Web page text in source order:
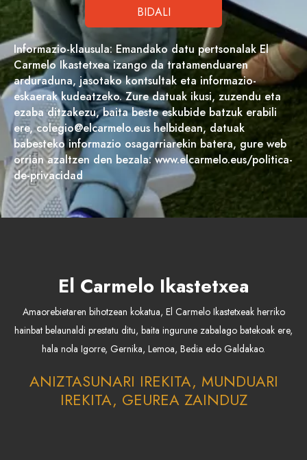
Informazio-klausula: Emandako datu pertsonalak El
Carmelo Ikastetxea izango da tratamenduaren
arduraduna, jasotako kontsultak eta informazio-
eskaerak kudeatzeko. Zure datuak ikusi, zuzendu eta
ezaba ditzakezu, baita beste eskubide batzuk erabili
ere, colegio@elcarmelo.eus helbidean, datuak
babesteko informazio osagarriarekin batera, gure web
orrian azaltzen den bezala: www.elcarmelo.eus/politica-
de-privacidad
El Carmelo Ikastetxea
Amaorebietaren bihotzean kokatua, El Carmelo Ikastetxeak herriko
hainbat belaunaldi prestatu ditu, baita ingurune zabalago batekoak ere,
hala nola Igorre, Gernika, Lemoa, Bedia edo Galdakao.
ANIZTASUNARI IREKITA, MUNDUARI
IREKITA, GEUREA ZAINDUZ